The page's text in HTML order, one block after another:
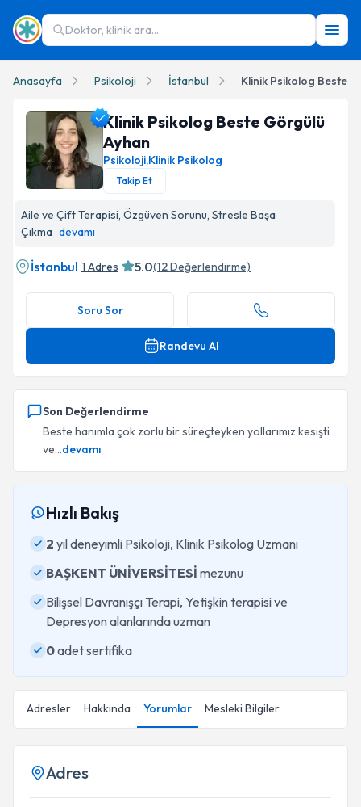
Doktor, klinik ara...
Anasayfa Psikoloji İstanbul Klinik Psikolog Beste
Klinik Psikolog Beste Görgülü Ayhan Profil Fotoğrafı
Klinik Psikolog Beste Görgülü
Ayhan
Psikoloji,Klinik Psikolog
Takip Et
Aile ve Çift Terapisi, Özgüven Sorunu, Stresle Başa
Çıkma devamı
İstanbul 1 Adres 5.0(12Değerlendirme)
Soru Sor
Randevu Al
Son Değerlendirme
Beste hanımla çok zorlu bir süreçteyken yollarımız kesişti
ve...devamı
Hızlı Bakış
2 yıl deneyimli Psikoloji, Klinik Psikolog Uzmanı
BAŞKENT ÜNİVERSİTESİ mezunu
Bilişsel Davranışçı Terapi, Yetişkin terapisi ve
Depresyon alanlarında uzman
0adet sertifika
Adresler Hakkında Yorumlar Mesleki Bilgiler
Adres